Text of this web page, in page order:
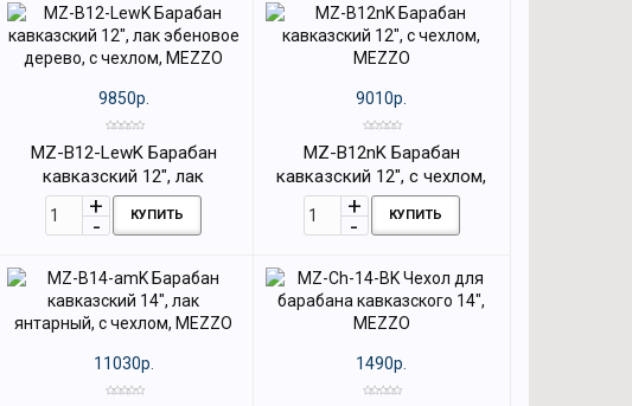
9850р.
MZ-B12-LewK Барабан
кавказский 12", лак
эбеновое дерево, с чехлом,
MEZZOКУПИТЬ
9010р.
MZ-B12nK Барабан
кавказский 12", с чехлом,
MEZZO
КУПИТЬ
11030р. 1490р.